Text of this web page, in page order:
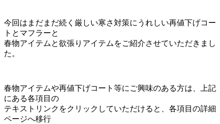
今回はまだまだ続く厳しい寒さ対策にうれしい再値下げコー
トとマフラーと
春物アイテムと欲張りアイテムをご紹介させていただきまし
た。
春物アイテムや再値下げコート等にご興味のある方は、上記
にある各項目の
テキストリンクをクリックしていただけると、各項目の詳細
ページへ移行